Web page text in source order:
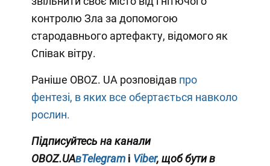
контролю Зла за допомогою
стародавнього артефакту, відомого як
Співак вітру.
Раніше OBOZ. UA розповідавпро
фентезі, в яких все обертається навколо
рослин.
Підписуйтесь на канали
OBOZ.UAвTelegramі Viber, щоб бути в